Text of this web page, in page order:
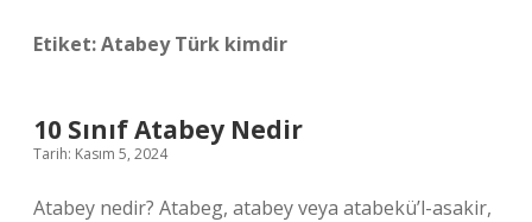
Etiket:Atabey Türk kimdir
10 Sınıf Atabey Nedir
Tarih: Kasım 5, 2024
Atabey nedir? Atabeg, atabey veya atabekü’l-asakir,